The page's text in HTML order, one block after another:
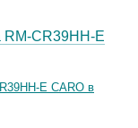
CR39HH-E